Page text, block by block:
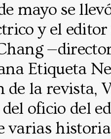
mayo se
y el
Etiqueta
de la revista,
oficio del
varias